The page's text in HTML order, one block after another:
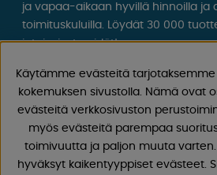
ja vapaa-aikaan hyvillä hinnoilla ja
toimituskuluilla. Löydät 30 000
jotain, josta pidät!
Seuraa meitä Facebookissa ja
inspiraatiota, uutisia ja
Leirintäelämä alkaa meiltä!
Käytämme evästeitä
kokemuksen sivustolla. Nämä ovat
evästeitä verkkosivuston
myös evästeitä parempaa
toimivuutta ja paljon muuta
hyväksyt kaikentyyppiset evästeet.